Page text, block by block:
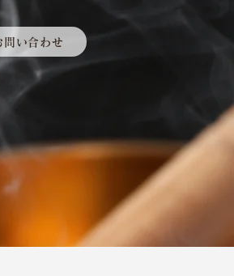
問い合わせ